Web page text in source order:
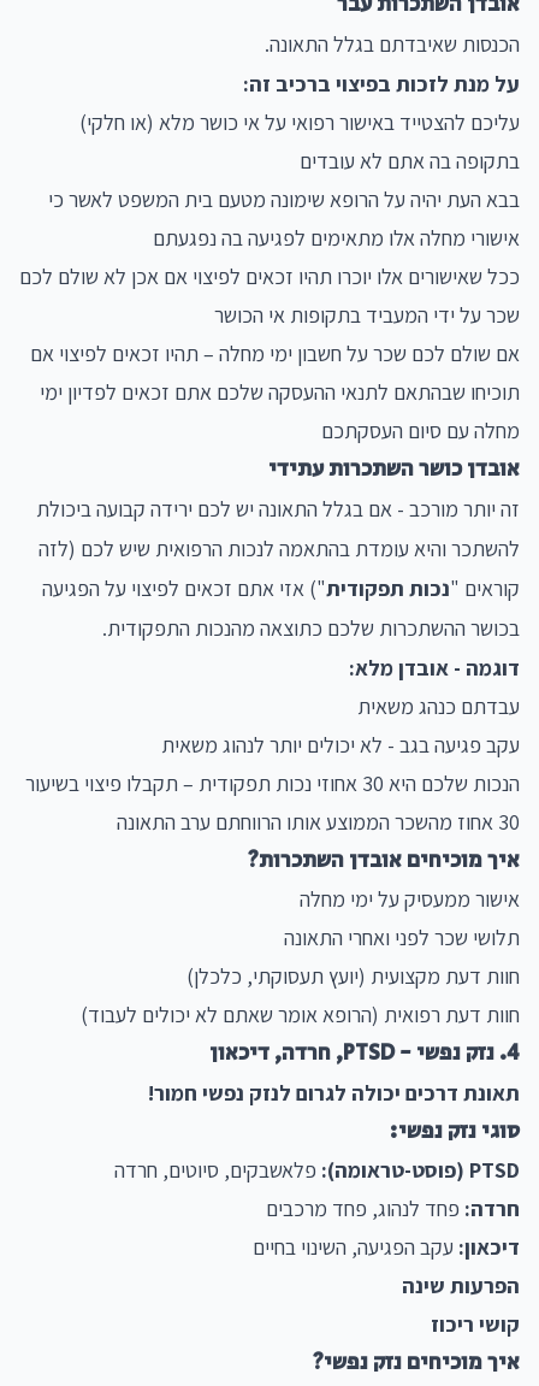
הכנסות שאיבדתם בגלל התאונה.
על מנת לזכות בפיצוי ברכיב זה:
עליכם להצטייד באישור רפואי על אי כושר מלא (או חלקי)
בתקופה בה אתם לא עובדים
בבא העת יהיה על הרופא שימונה מטעם בית המשפט לאשר כי
אישורי מחלה אלו מתאימים לפגיעה בה נפגעתם
ככל שאישורים אלו יוכרו תהיו זכאים לפיצוי אם אכן לא שולם לכם
שכר על ידי המעביד בתקופות אי הכושר
אם שולם לכם שכר על חשבון ימי מחלה – תהיו זכאים לפיצוי אם
תוכיחו שבהתאם לתנאי ההעסקה שלכם אתם זכאים לפדיון ימי
מחלה עם סיום העסקתכם
אובדן כושר השתכרות עתידי
זה יותר מורכב - אם בגלל התאונה יש לכם ירידה קבועה ביכולת
להשתכר והיא עומדת בהתאמה לנכות הרפואית שיש לכם (לזה
קוראים "נכות תפקודית") אזי אתם זכאים לפיצוי על הפגיעה
בכושר ההשתכרות שלכם כתוצאה מהנכות התפקודית.
דוגמה - אובדן מלא:
עבדתם כנהג משאית
עקב פגיעה בגב - לא יכולים יותר לנהוג משאית
הנכות שלכם היא 30 אחוזי נכות תפקודית – תקבלו פיצוי בשיעור
30 אחוז מהשכר הממוצע אותו הרווחתם ערב התאונה
איך מוכיחים אובדן השתכרות?
אישור ממעסיק על ימי מחלה
תלושי שכר לפני ואחרי התאונה
חוות דעת מקצועית (יועץ תעסוקתי, כלכלן)
חוות דעת רפואית (הרופא אומר שאתם לא יכולים לעבוד)
4. נזק נפשי - PTSD, חרדה, דיכאון
תאונת דרכים יכולה לגרום לנזק נפשי חמור!
סוגי נזק נפשי:
PTSD (פוסט-טראומה):
פלאשבקים, סיוטים, חרדה
חרדה: פחד לנהוג, פחד מרכבים
דיכאון: עקב הפגיעה, השינוי בחיים
הפרעות שינה
קושי ריכוז
איך מוכיחים נזק נפשי?